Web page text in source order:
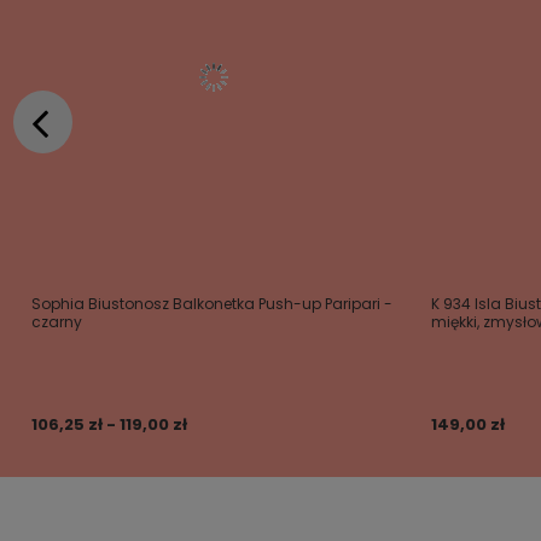
Sophia Biustonosz Balkonetka Push-up Paripari -
czarny
106,25 zł - 119,00 zł
K 934 Isla
miękki,
149,00 zł